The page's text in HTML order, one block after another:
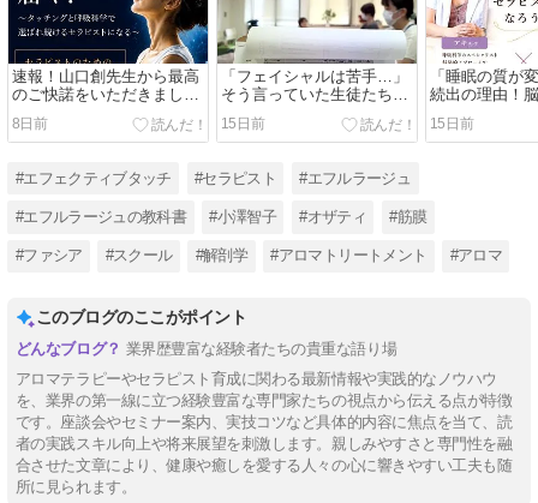
速報！山口創先生から最高
のご快諾をいただきまし
た！
8日前
「フェイシャルは苦手…」
そう言っていた生徒たちが
卒業試験を迎えました
15日前
「睡眠の質が
続出の理由！
先生コラボ配
15日前
#エフェクティブタッチ #セラピスト #エフルラージュ
#エフルラージュの教科書 #小澤智子 #オザティ #筋膜
#ファシア #スクール #解剖学 #アロマトリートメント #アロマ
このブログのここがポイント
業界歴豊富な経験者たちの貴重な語り場
アロマテラピーやセラピスト育成に関わる最新情報や実践的なノウハウ
を、業界の第一線に立つ経験豊富な専門家たちの視点から伝える点が特徴
です。座談会やセミナー案内、実技コツなど具体的内容に焦点を当て、読
者の実践スキル向上や将来展望を刺激します。親しみやすさと専門性を融
合させた文章により、健康や癒しを愛する人々の心に響きやすい工夫も随
所に見られます。